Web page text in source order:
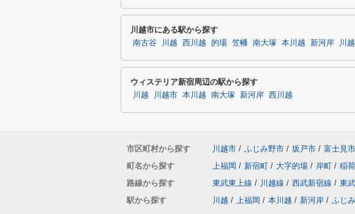
川越市にある駅から探す
南古谷 川越 西川越 的場 笠幡 南大塚 本川越 新河岸 川
ウィステリア新宿周辺の駅から探す
川越 川越市 本川越 南大塚 新河岸 西川越
市区町村から探す 川越市 / ふじみ野市 / 坂戸市 / 富士見市
町名から探す
上福岡 / 新宿町 / 大字的場 / 岸町 / 稲
路線から探す
東武東上線 / 川越線 / 西武新宿線 / 東
駅から探す
川越 / 上福岡 / 本川越 / 新河岸 / ふじ